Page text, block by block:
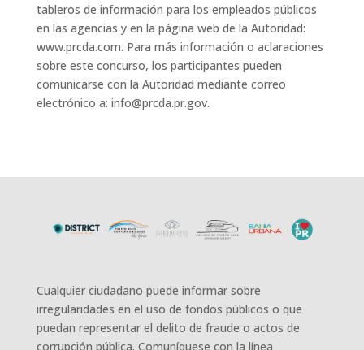
tableros de información para los empleados públicos
en las agencias y en la página web de la Autoridad:
www.prcda.com. Para más información o aclaraciones
sobre este concurso, los participantes pueden
comunicarse con la Autoridad mediante correo
electrónico a: info@prcda.pr.gov.
Cualquier ciudadano puede informar sobre
irregularidades en el uso de fondos públicos o que
puedan representar el delito de fraude o actos de
corrupción pública. Comuníquese con la línea